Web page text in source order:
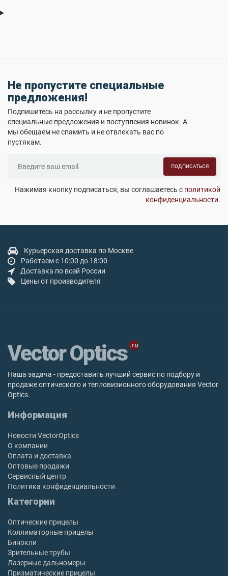
Не пропустите специальные
предложения!
Подпишитесь на рассылку и не пропустите
специальные предложения и поступления новинок. А
мы обещаем не спамить и не отвлекать вас по
пустякам.
ПОДПИСАТЬСЯ
Нажимая кнопку подписаться, вы соглашаетесь с политикой
конфиденциальности.
Курьерская доставка по Москве
Работаем с 10:00 до 18:00
Доставка по всей России
Цены от производителя
Vector Optics
Наша задача - предоставить лучший сервис по подбору и
продаже оптического и тепловизионного оборудования Vector
Optics.
Информация
Новости VectorOptics
О компании
Оплата и доставка
Оптовые продажи
Сервисный центр
Политика конфиденциальности
Категории
Оптические прицелы
Коллиматорные прицелы
Бинокли
Зрительные трубы
Лазерные дальномеры
Призматические прицелы